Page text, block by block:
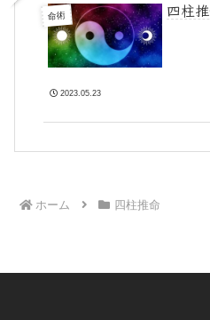
命術 四柱
2023.05.23
ホーム 四柱推命